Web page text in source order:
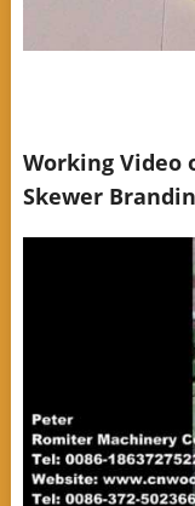
Working Video
Skewer